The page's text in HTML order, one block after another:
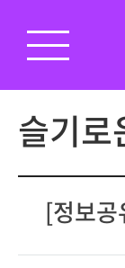
슬기로
[정보